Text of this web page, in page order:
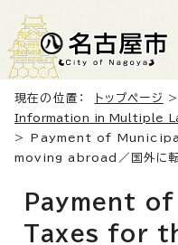
現在の位置： トップページ >
Information in Multiple
> Payment of
moving abroad／国外に転
Payment of
Taxes for